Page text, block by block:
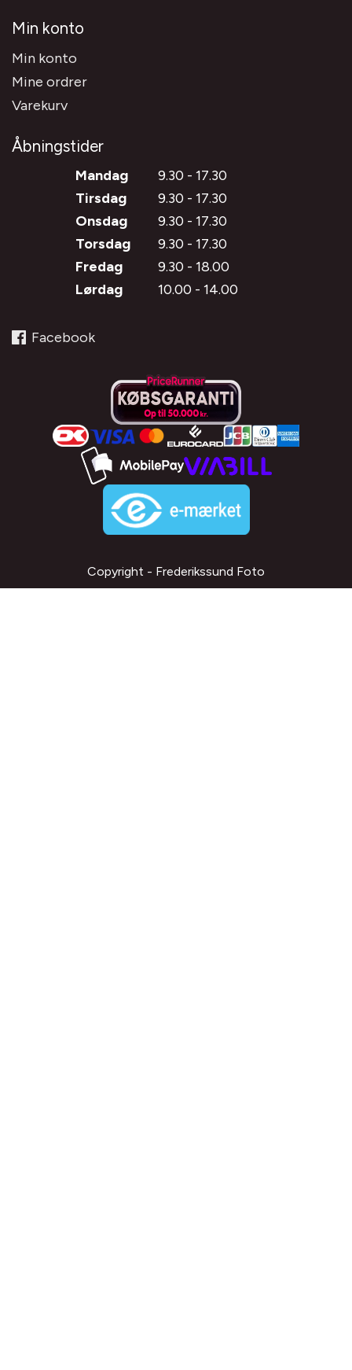
Min konto
Min konto
Mine ordrer
Varekurv
Åbningstider
Mandag
9.30 - 17.30
Tirsdag
9.30 - 17.30
Onsdag
9.30 - 17.30
Torsdag
9.30 - 17.30
Fredag
9.30 - 18.00
Lørdag
10.00 - 14.00
Facebook
Copyright - Frederikssund Foto